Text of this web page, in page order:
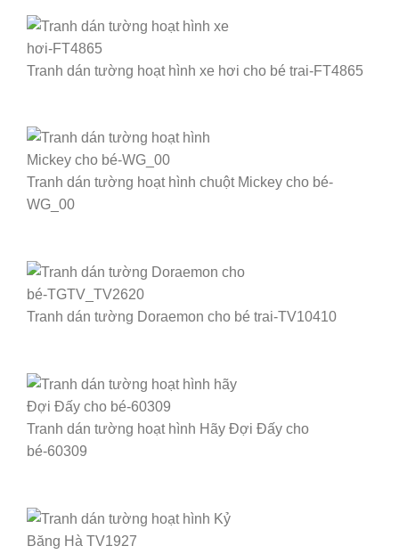
Tranh dán tường hoạt hình xe hơi cho bé trai-FT4865
Tranh dán tường hoạt hình chuột Mickey cho bé-
WG_00
Tranh dán tường Doraemon cho bé trai-TV10410
Tranh dán tường hoạt hình Hãy Đợi Đấy cho
bé-60309